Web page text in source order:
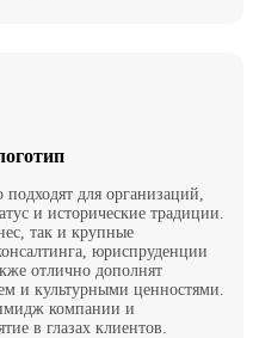
для организаций,
и исторические традиции.
так и крупные
юриспруденции
отлично дополнят
и культурными ценностями.
компании и
в глазах клиентов.